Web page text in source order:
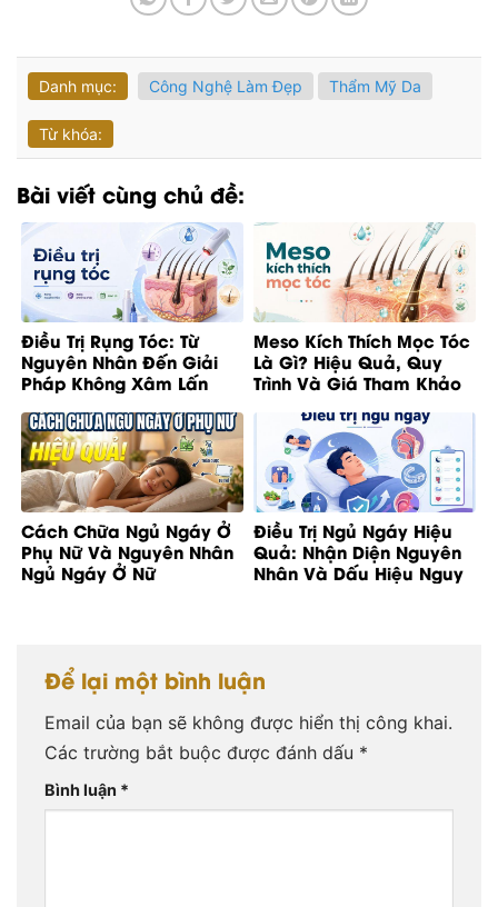
Danh mục: Công Nghệ Làm Đẹp Thẩm Mỹ Da
Từ khóa:
Bài viết cùng chủ đề:
Điều Trị Rụng Tóc: Từ
Nguyên Nhân Đến Giải
Pháp Không Xâm Lấn
Meso Kích Thích Mọc Tóc
Là Gì? Hiệu Quả, Quy
Trình Và Giá Tham Khảo
Cách Chữa Ngủ Ngáy Ở
Phụ Nữ Và Nguyên Nhân
Ngủ Ngáy Ở Nữ
Điều Trị Ngủ Ngáy Hiệu
Quả: Nhận Diện Nguyên
Nhân Và Dấu Hiệu Nguy
Để lại một bình luận
Email của bạn sẽ không được hiển thị công khai.
Các trường bắt buộc được đánh dấu *
Bình luận *